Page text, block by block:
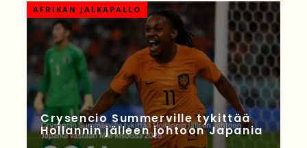
AFRIKAN JALKAPALLO
Crysencio Summerville tykittää
Hollannin jälleen johtoon Japania